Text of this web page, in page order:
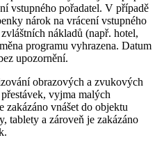
vstupného pořadatel. V případě
nárok na vrácení vstupného
nákladů (např. hotel,
programu vyhrazena. Datum
upozornění.
obrazových a zvukových
vyjma malých
zakázáno vnášet do objektu
tablety a zároveň je zakázáno